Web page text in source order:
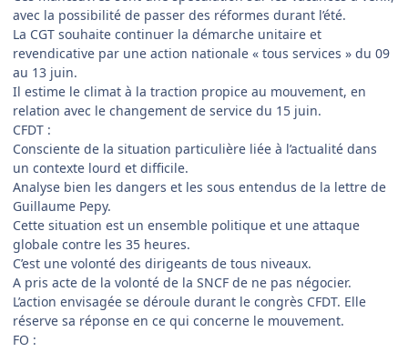
avec la possibilité de passer des réformes durant l’été.
La CGT souhaite continuer la démarche unitaire et
revendicative par une action nationale « tous services » du 09
au 13 juin.
Il estime le climat à la traction propice au mouvement, en
relation avec le changement de service du 15 juin.
CFDT :
Consciente de la situation particulière liée à l’actualité dans
un contexte lourd et difficile.
Analyse bien les dangers et les sous entendus de la lettre de
Guillaume Pepy.
Cette situation est un ensemble politique et une attaque
globale contre les 35 heures.
C’est une volonté des dirigeants de tous niveaux.
A pris acte de la volonté de la SNCF de ne pas négocier.
L’action envisagée se déroule durant le congrès CFDT. Elle
réserve sa réponse en ce qui concerne le mouvement.
FO :